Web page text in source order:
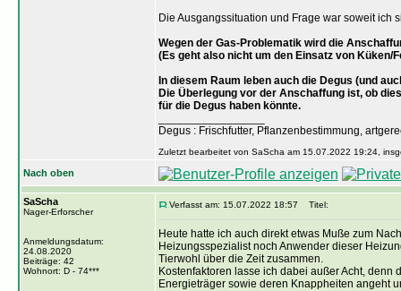
Die Ausgangssituation und Frage war soweit ich
Wegen der Gas-Problematik wird die
(Es geht also nicht um den Einsatz von Küken/
In diesem Raum leben auch die Degus (und
Die Überlegung vor der Anschaffung ist, ob
für die Degus haben könnte.
Degus : Frischfutter, Pflanzenbestimmung,
Zuletzt bearbeitet von SaScha am 15.07.2022 19:24,
Nach oben
SaScha
Nager-Erforscher
Anmeldungsdatum:
24.08.2020
Beiträge: 42
Wohnort: D - 74***
Verfasst am: 15.07.2022 18:57 Titel:
Heute hatte ich auch direkt etwas Muße zum
Heizungsspezialist noch Anwender dieser
Tierwohl über die Zeit zusammen.
Kostenfaktoren lasse ich dabei außer Acht,
Energieträger sowie deren Knappheiten angeht